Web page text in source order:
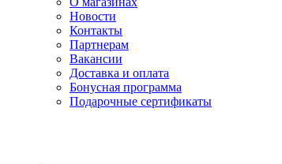
Новости
Контакты
Партнерам
Вакансии
Доставка и оплата
Бонусная программа
Подарочные сертификаты